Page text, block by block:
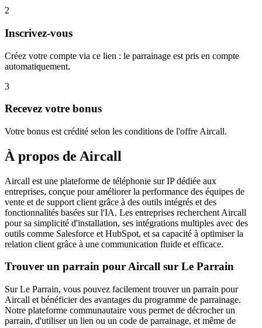
2
Inscrivez-vous
Créez votre compte via ce lien : le parrainage est pris en compte
automatiquement.
3
Recevez votre bonus
Votre bonus est crédité selon les conditions de l'offre Aircall.
À propos de Aircall
Aircall est une plateforme de téléphonie sur IP dédiée aux
entreprises, conçue pour améliorer la performance des équipes de
vente et de support client grâce à des outils intégrés et des
fonctionnalités basées sur l'IA. Les entreprises recherchent Aircall
pour sa simplicité d'installation, ses intégrations multiples avec des
outils comme Salesforce et HubSpot, et sa capacité à optimiser la
relation client grâce à une communication fluide et efficace.
Trouver un parrain pour Aircall sur Le Parrain
Sur Le Parrain, vous pouvez facilement trouver un parrain pour
Aircall et bénéficier des avantages du programme de parrainage.
Notre plateforme communautaire vous permet de décrocher un
parrain, d'utiliser un lien ou un code de parrainage, et même de